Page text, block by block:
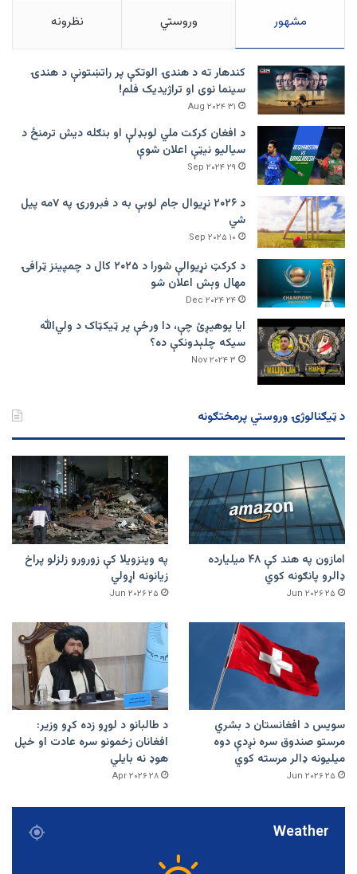
مشهور وروستي نظرونه
کندهار ته د هندۍ الوتکې پر راتښتونې د هندۍ
سینما نوی او تراژيديک فلم!
۳۱ Aug ۲۰۲۴
د افغان کرکت ملي لوبډلې او بنګله دیش ترمنځ د
سیالیو نیټې اعلان شوې
۲۹ Sep ۲۰۲۴
د ۲۰۲۶ نړیوال جام لوبې به د فبرورۍ په ۷مه پیل
شي
۱۰ Sep ۲۰۲۵
د کرکټ نړیوالې شورا د ۲۰۲۵ کال د چمپینز ټرافۍ
مهال وېش اعلان شو
۲۴ Dec ۲۰۲۴
ایا پوهیږئ چې، دا ورځې پر ټيکټاک د ولي‌الله
سیکه چلېدونکې ده؟
۳ Nov ۲۰۲۴
د ټیګنالوژۍ وروستي پرمختګونه
امازون په هند کې ۴۸ میلیارده
ډالرو پانګونه کوي
۲۵ Jun ۲۰۲۶
په وینزویلا کې زورورو زلزلو پراخ
زیانونه اړولي
۲۵ Jun ۲۰۲۶
سویس د افغانستان د بشري
مرستو صندوق سره نږدې دوه
میلیونه ډالر مرسته کوي
۲۵ Jun ۲۰۲۶
د طالبانو د لوړو زده کړو وزیر:
افغانان زخمونو سره عادت او خپل
هوډ نه بایلي
۲۸ Apr ۲۰۲۶
Weather